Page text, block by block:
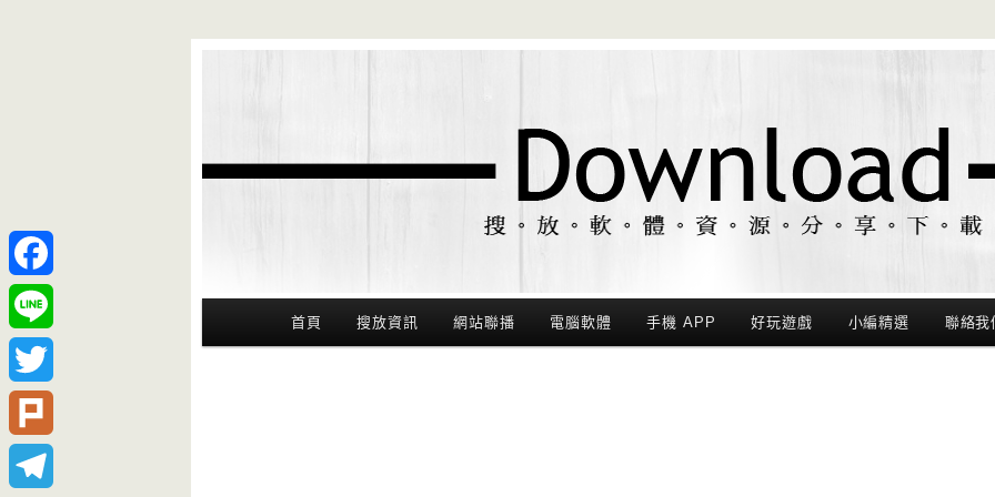
Main Menu
首頁 搜放資訊 網站聯播 電腦軟體 手機 APP 好玩遊戲 小編精選 聯絡我
Facebook
Line
Twitter
Plurk